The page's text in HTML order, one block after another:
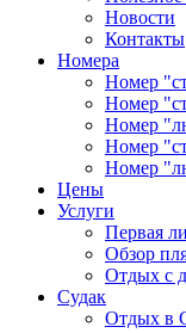
Новости
Контакты
Номера
Номер
Номер
Номер
Номер
Номер
Цены
Услуги
Первая
Обзор
Отдых с
Судак
Отдых в